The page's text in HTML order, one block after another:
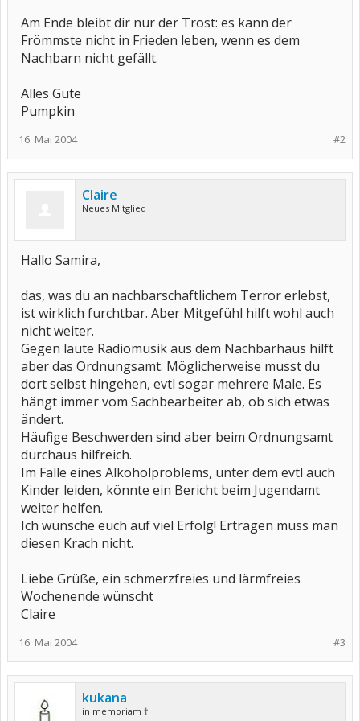
Am Ende bleibt dir nur der Trost: es kann der
Frömmste nicht in Frieden leben, wenn es dem
Nachbarn nicht gefällt.
Alles Gute
Pumpkin
#2
16. Mai 2004
Claire
Neues Mitglied
Hallo Samira,
das, was du an nachbarschaftlichem Terror erlebst,
ist wirklich furchtbar. Aber Mitgefühl hilft wohl auch
nicht weiter.
Gegen laute Radiomusik aus dem Nachbarhaus hilft
aber das Ordnungsamt. Möglicherweise musst du
dort selbst hingehen, evtl sogar mehrere Male. Es
hängt immer vom Sachbearbeiter ab, ob sich etwas
ändert.
Häufige Beschwerden sind aber beim Ordnungsamt
durchaus hilfreich.
Im Falle eines Alkoholproblems, unter dem evtl auch
Kinder leiden, könnte ein Bericht beim Jugendamt
weiter helfen.
Ich wünsche euch auf viel Erfolg! Ertragen muss man
diesen Krach nicht.
Liebe Grüße, ein schmerzfreies und lärmfreies
Wochenende wünscht
Claire
#3
16. Mai 2004
kukana
in memoriam †